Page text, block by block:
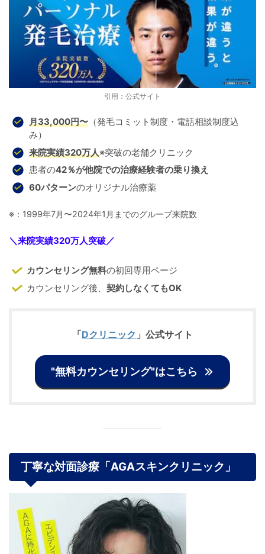
引用：公式サイト
月33,000円〜（発毛コミット制度・電話相談制度込
み）
来院実績320万人※突破の老舗クリニック
患者の42％が他院での治療経験者の乗り換え
60パターンのオリジナル治療薬
※：1999年7月〜2024年1月までのグループ来院数
＼来院実績320万人突破／
カウンセリング無料の初回専用ページ
カウンセリング後、 契約しなくてもOK
「Dクリニック 」公式サイト
"無料カウンセリング"はこちら
丁寧な対面診療「AGAスキンクリニック 」